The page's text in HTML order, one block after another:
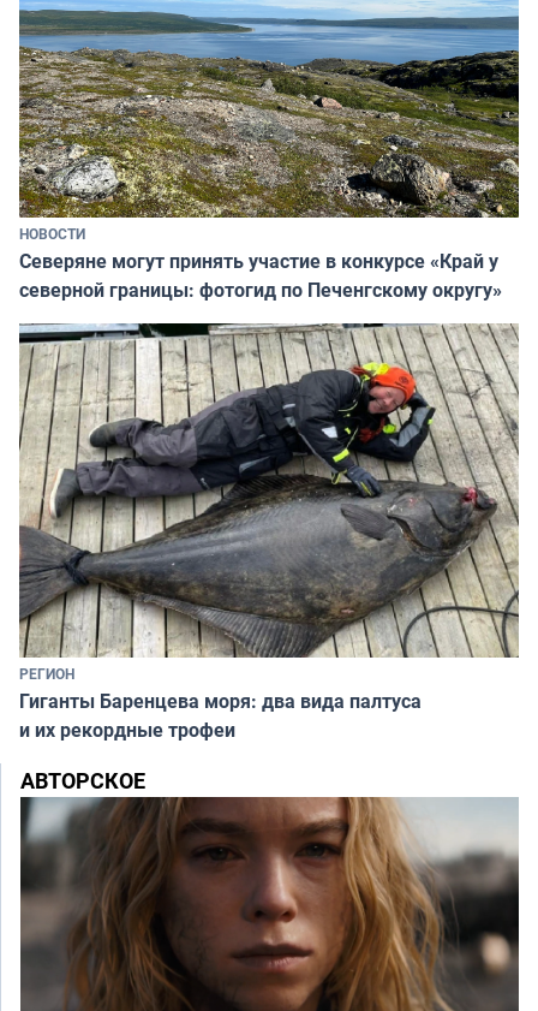
НОВОСТИ
Северяне могут принять участие в конкурсе «Край у
северной границы: фотогид по Печенгскому округу»
РЕГИОН
Гиганты Баренцева моря: два вида палтуса
и их рекордные трофеи
АВТОРСКОЕ